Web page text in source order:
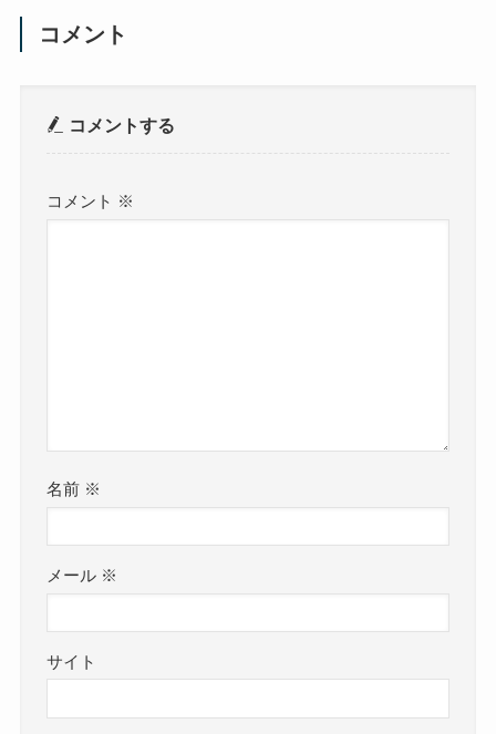
コメント
コメントする
コメント ※
名前 ※
メール ※
サイト